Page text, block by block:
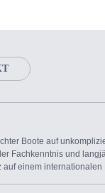
Boote auf
Fachkenntnis und
einem internationalen